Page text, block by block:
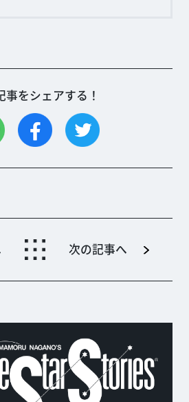
事をシェアする！
次の記事へ